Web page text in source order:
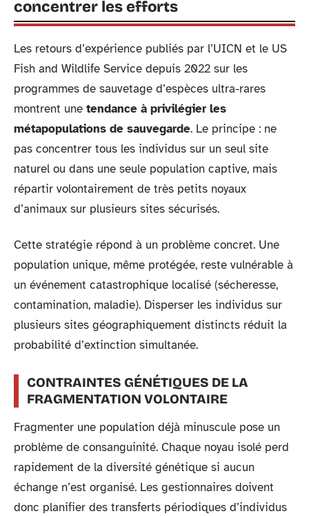
concentrer les efforts
Les retours d’expérience publiés par l’UICN et le US
Fish and Wildlife Service depuis 2022 sur les
programmes de sauvetage d’espèces ultra-rares
montrent une tendance à privilégier les
métapopulations de sauvegarde. Le principe : ne
pas concentrer tous les individus sur un seul site
naturel ou dans une seule population captive, mais
répartir volontairement de très petits noyaux
d’animaux sur plusieurs sites sécurisés.
Cette stratégie répond à un problème concret. Une
population unique, même protégée, reste vulnérable à
un événement catastrophique localisé (sécheresse,
contamination, maladie). Disperser les individus sur
plusieurs sites géographiquement distincts réduit la
probabilité d’extinction simultanée.
CONTRAINTES GÉNÉTIQUES DE LA
FRAGMENTATION VOLONTAIRE
Fragmenter une population déjà minuscule pose un
problème de consanguinité. Chaque noyau isolé perd
rapidement de la diversité génétique si aucun
échange n’est organisé. Les gestionnaires doivent
donc planifier des transferts périodiques d’individus